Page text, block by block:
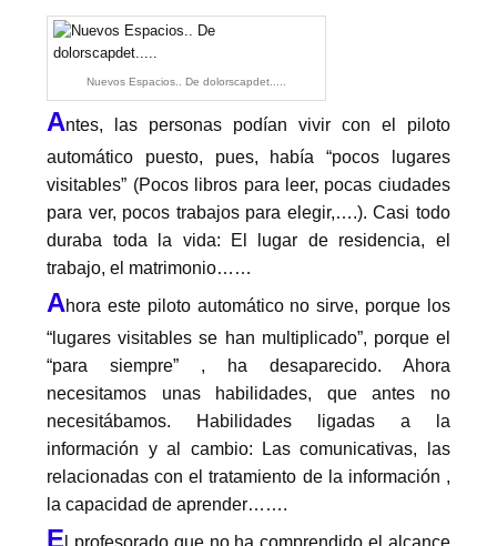
Nuevos Espacios.. De dolorscapdet.....
Antes, las personas podían vivir con el piloto
automático puesto, pues, había “pocos lugares
visitables” (Pocos libros para leer, pocas ciudades
para ver, pocos trabajos para elegir,….). Casi todo
duraba toda la vida: El lugar de residencia, el
trabajo, el matrimonio……
Ahora este piloto automático no sirve, porque los
“lugares visitables se han multiplicado”, porque el
“para siempre” , ha desaparecido. Ahora
necesitamos unas habilidades, que antes no
necesitábamos. Habilidades ligadas a la
información y al cambio: Las comunicativas, las
relacionadas con el tratamiento de la información ,
la capacidad de aprender…….
E